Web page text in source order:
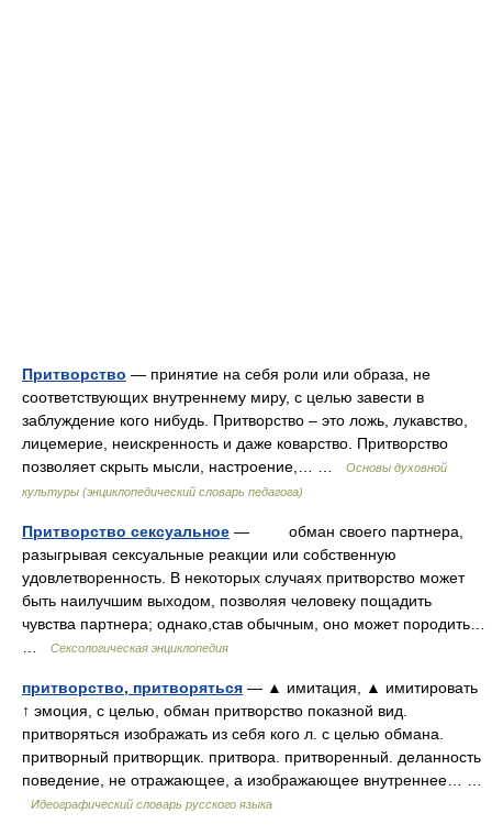
Притворство — принятие на себя роли или образа, не
соответствующих внутреннему миру, с целью завести в
заблуждение кого нибудь. Притворство – это ложь, лукавство,
лицемерие, неискренность и даже коварство. Притворство
позволяет скрыть мысли, настроение,… …
Основы духовной
культуры (энциклопедический словарь педагога)
Притворство сексуальное — обман своего партнера,
разыгрывая сексуальные реакции или собственную
удовлетворенность. В некоторых случаях притворство может
быть наилучшим выходом, позволяя человеку пощадить
чувства партнера; однако,став обычным, оно может породить…
Сексологическая энциклопедия
притворство, притворяться — ▲ имитация, ▲ имитировать
↑ эмоция, с целью, обман притворство показной вид.
притворяться изображать из себя кого л. с целью обмана.
притворный притворщик. притвора. притворенный. деланность
поведение, не отражающее, а изображающее внутреннее… …
Идеографический словарь русского языка